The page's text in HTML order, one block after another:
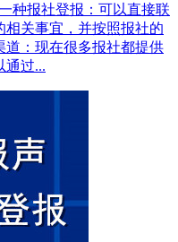
种报社登报：可以直接联
相关事宜，并按照报社的
道：现在很多报社都提供
通过...